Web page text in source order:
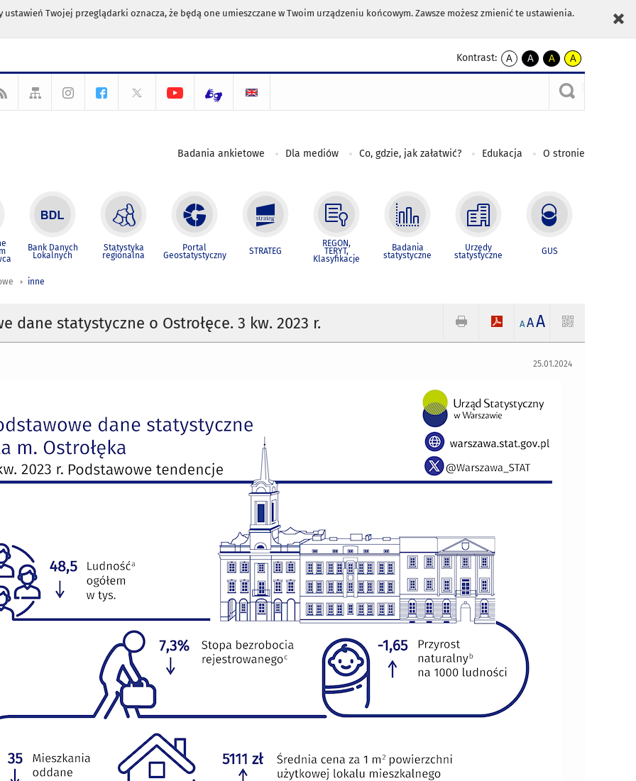
Twojej przeglądarki oznacza, że będą one umieszczane w Twoim urządzeniu końcowym. Zawsze możesz zmienić te ustawienia.
Kontrast:
A
kontrast
A
kontrast
czarnym
A
kontrast
żółty
tekst
czarnym
A
kontrast
czarny
tekst
żółtym
Badania ankietowe Dla mediów Co, gdzie, jak załatwić? Edukacja O stronie
Bank Danych
Lokalnych
Statystyka
regionalna
Portal
Geostatystyczny STRATEG
REGON,
TERYT,
Klasyfikacje
Badania
statystyczne
Urzędy
statystyczne GUS
inne
dane statystyczne o Ostrołęce. 3 kw. 2023 r. A AA
25.01.2024